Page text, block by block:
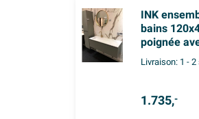
INK
bains
poignée
Aspect
Livraison: 1 -
1.735,-